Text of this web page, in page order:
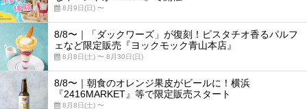
8月9日(日) 〜
8/8〜｜「ダックワーズ」が復刻！ピスタチオ香るパルフ
ェなど限定販売『ヨックモック青山本店』
8月8日(土) 〜 8月30日(日)
8/8〜｜朝食のオレンジ果皮がビールに！横浜
『2416MARKET』等で限定販売スタート
8月8日(土) 〜